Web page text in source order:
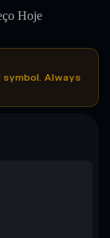
Hoje
symbol. Always